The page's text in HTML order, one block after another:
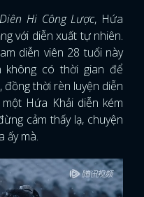
x
Diên Hi Công Lược, Hứa
với diễn xuất tự nhiên.
diễn viên 28 tuổi này
không có thời gian để
đồng thời rèn luyện diễn
Hứa Khải diễn kém
cảm thấy lạ, chuyện
ấy mà.